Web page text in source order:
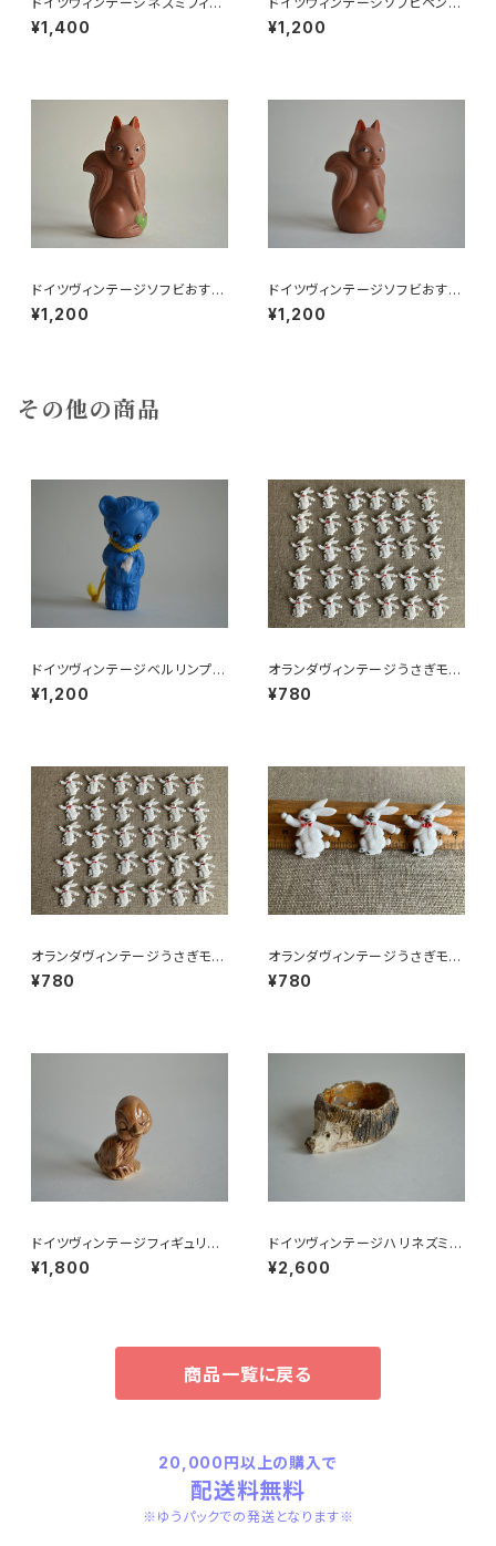
ュアa
¥1,400
ンの親子
¥1,200
ドイツヴィンテージソフビおすま
しネコ？B7
¥1,200
ドイツヴィンテージソフビおすま
しネコ？32
¥1,200
その他の商品
ドイツヴィンテージベルリンプラ
ベア青24
¥1,200
オランダヴィンテージうさぎモチ
ーフプラパーツ30個セットc9
¥780
オランダヴィンテージうさぎモチ
ーフプラパーツ30個セットNo16
2
¥780
オランダヴィンテージうさぎモチ
ーフプラパーツ30個セットZ
¥780
ドイツヴィンテージフィギュリン
ことり
¥1,800
ドイツヴィンテージハリネズミの
小皿a
¥2,600
商品一覧に戻る
20,000円以上の購入で
配送料無料
※ゆうパックでの発送となります※